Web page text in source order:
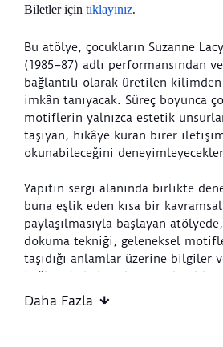
Biletler için tıklayınız.
Bu atölye, çocukların Suzanne
(1985–87) adlı performansından
bağlantılı olarak üretilen
imkân tanıyacak. Süreç boyunca
motiflerin yalnızca estetik
taşıyan, hikâye kuran birer
okunabileceğini
Yapıtın sergi alanında birlikte
buna eşlik eden kısa bir
paylaşılmasıyla başlayan
dokuma tekniği, geleneksel
taşıdığı anlamlar üzerine bilgiler
bağlamda kültürel miras, kimlik ve
aktarım kavramlarına da kısaca
Daha Fazla